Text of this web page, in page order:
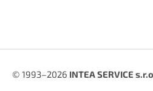
© 1993–2026 INTEA SERVICE